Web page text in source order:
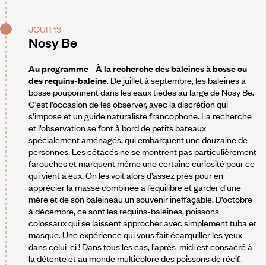
JOUR 13
Nosy Be
Au programme- À la recherche des baleines à bosse ou
des requins-baleine. De juillet à septembre, les baleines à
bosse pouponnent dans les eaux tièdes au large de Nosy Be.
C’est l’occasion de les observer, avec la discrétion qui
s’impose et un guide naturaliste francophone. La recherche
et l’observation se font à bord de petits bateaux
spécialement aménagés, qui embarquent une douzaine de
personnes. Les cétacés ne se montrent pas particulièrement
farouches et marquent même une certaine curiosité pour ce
qui vient à eux. On les voit alors d’assez près pour en
apprécier la masse combinée à l’équilibre et garder d’une
mère et de son baleineau un souvenir ineffaçable. D’octobre
à décembre, ce sont les requins-baleines, poissons
colossaux qui se laissent approcher avec simplement tuba et
masque. Une expérience qui vous fait écarquiller les yeux
dans celui-ci ! Dans tous les cas, l’après-midi est consacré à
la détente et au monde multicolore des poissons de récif.